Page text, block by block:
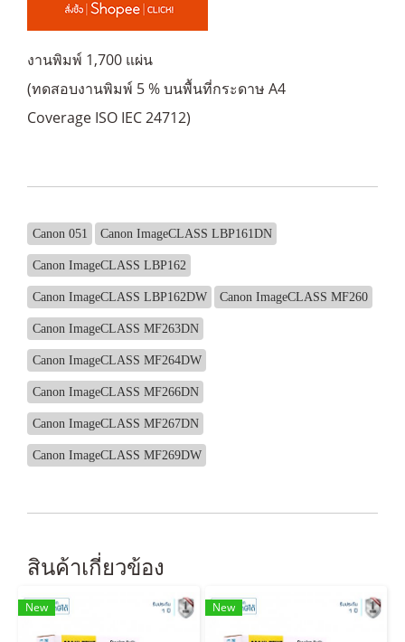
งานพิมพ์ 1,700 แผ่น
(ทดสอบงานพิมพ์ 5 % บนพื้นที่กระดาษ A4
Coverage ISO IEC 24712)
Canon 051 Canon ImageCLASS LBP161DN
Canon ImageCLASS LBP162
Canon ImageCLASS LBP162DW Canon ImageCLASS MF260
Canon ImageCLASS MF263DN
Canon ImageCLASS MF264DW
Canon ImageCLASS MF266DN
Canon ImageCLASS MF267DN
Canon ImageCLASS MF269DW
สินค้าเกี่ยวข้อง
New New